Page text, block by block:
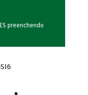
preenchendo